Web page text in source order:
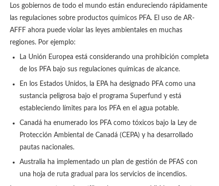
Los gobiernos de todo el mundo están endureciendo rápidamente
las regulaciones sobre productos químicos PFA. El uso de AR-
AFFF ahora puede violar las leyes ambientales en muchas
regiones. Por ejemplo:
La Unión Europea está considerando una prohibición completa
de los PFA bajo sus regulaciones químicas de alcance.
En los Estados Unidos, la EPA ha designado PFA como una
sustancia peligrosa bajo el programa Superfund y está
estableciendo límites para los PFA en el agua potable.
Canadá ha enumerado los PFA como tóxicos bajo la Ley de
Protección Ambiental de Canadá (CEPA) y ha desarrollado
pautas nacionales.
Australia ha implementado un plan de gestión de PFAS con
una hoja de ruta gradual para los servicios de incendios.